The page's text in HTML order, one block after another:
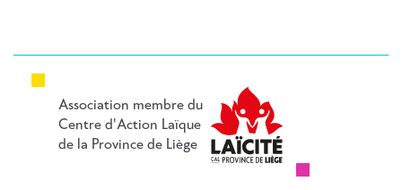
Association membre du
Centre d'Action Laïque
de la Province de Liège